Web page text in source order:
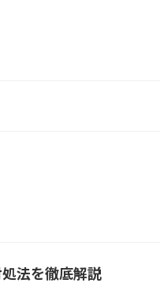
法を徹底解説